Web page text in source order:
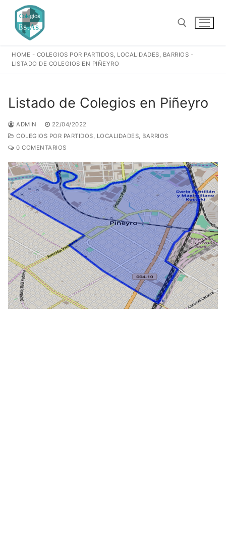
contenido
Buscar:
HOME - COLEGIOS POR PARTIDOS, LOCALIDADES, BARRIOS -
LISTADO DE COLEGIOS EN PIÑEYRO
Listado de Colegios en Piñeyro
ADMIN
22/04/2022
COLEGIOS POR PARTIDOS, LOCALIDADES, BARRIOS
0 COMENTARIOS